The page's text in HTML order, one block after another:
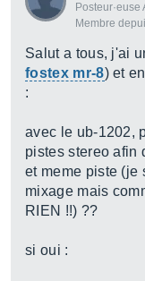
Posteur·euse
Membre
Salut a tous, j'ai
fostex mr-8) et
:
avec le ub-1202,
pistes stereo afin
et meme piste (je
mixage mais
RIEN !!) ??
si oui :